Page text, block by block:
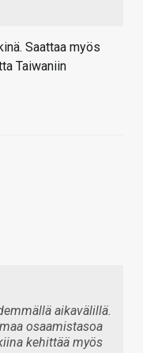
Saattaa myös
Taiwaniin
aikavälillä.
osaamistasoa
kehittää myös